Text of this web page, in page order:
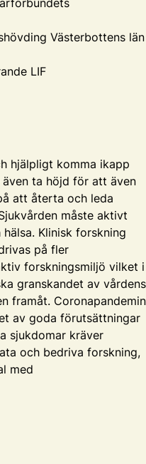
Västerbottens län
LIF
hjälpligt komma ikapp
ta höjd för att även
att återta och leda
måste aktivt
Klinisk forskning
på fler
forskningsmiljö vilket i
granskandet av vårdens
framåt. Coronapandemin
av goda förutsättningar
sjukdomar kräver
och bedriva forskning,
med